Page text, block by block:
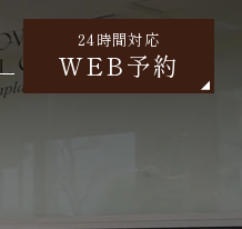
24時間対応
WEB予約